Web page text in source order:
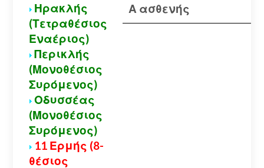
Ηρακλής
(Τετραθέσιος
Εναέριος)
Περικλής
(Μονοθέσιος
Συρόμενος)
Οδυσσέας
(Μονοθέσιος
Συρόμενος)
11 Ερμής (8-
θέσιος
Α ασθενής